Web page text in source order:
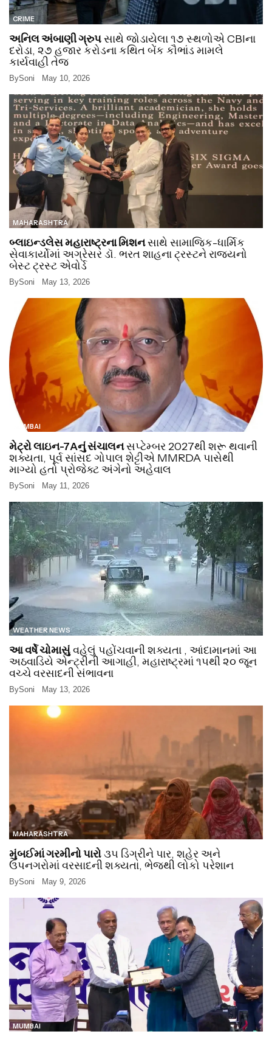
CRIME
અનિલ અંબાણી ગ્રુપસાથે જોડાયેલા ૧૭ સ્થળોએ CBIના
દરોડા, ૨૭ હજાર કરોડના કથિત બેંક કૌભાંડ મામલે
કાર્યવાહી તેજ
BySoni May 10, 2026
MAHARASHTRA
બ્લાઇન્ડલેસ મહારાષ્ટ્રના મિશનસાથે સામાજિક-ધાર્મિક
સેવાકાર્યોમાં અગ્રેસર ડૉ. ભરત શાહના ટ્રસ્ટને રાજ્યનો
બેસ્ટ ટ્રસ્ટ એવોર્ડ
BySoni May 13, 2026
MUMBAI
મેટ્રો લાઇન-7Aનું સંચાલનસપ્ટેમ્બર 2027થી શરૂ થવાની
શક્યતા, પૂર્વ સાંસદ ગોપાલ શેટ્ટીએ MMRDA પાસેથી
માગ્યો હતો પ્રોજેક્ટ અંગેનો અહેવાલ
BySoni May 11, 2026
WEATHER NEWS
આ વર્ષે ચોમાસુંવહેલું પહોંચવાની શક્યતા , આંદામાનમાં આ
અઠવાડિયે એન્ટ્રીની આગાહી, મહારાષ્ટ્રમાં ૧૫થી ૨૦ જૂન
વચ્ચે વરસાદની સંભાવના
BySoni May 13, 2026
MAHARASHTRA
મુંબઈમાં ગરમીનો પારો૩૫ ડિગ્રીને પાર, શહેર અને
ઉપનગરોમાં વરસાદની શક્યતા, ભેજથી લોકો પરેશાન
BySoni May 9, 2026
MUMBAI